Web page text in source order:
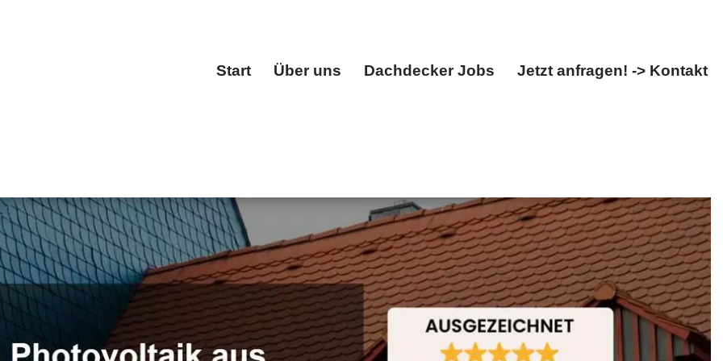
Start Über uns Dachdecker Jobs Jetzt anfragen! -> Kontakt
Dachgauben, Dacheindeckung, Dachstuhl. ✓Dacheindeckung, ✓Dachfenster, ✓Dachdecker, ✓Dachgauben und
Ideen um ✉.